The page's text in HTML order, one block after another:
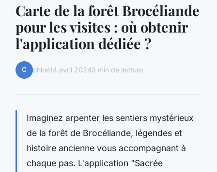
Carte de la forêt Brocéliande
pour les visites : où obtenir
l'application dédiée ?
C chloé14 avril 20243 min de lecture
Imaginez arpenter les sentiers mystérieux
de la forêt de Brocéliande, légendes et
histoire ancienne vous accompagnant à
chaque pas. L'application "Sacrée